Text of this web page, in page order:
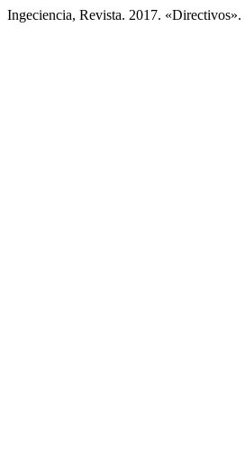
Ingeciencia, Revista. 2017. «Directivos».